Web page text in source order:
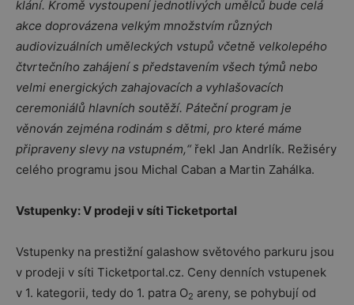
klání. Kromě vystoupení jednotlivých umělců bude celá
akce doprovázena velkým množstvím různých
audiovizuálních uměleckých vstupů včetně velkolepého
čtvrtečního zahájenís představením všech týmů nebo
velmi energických zahajovacích a vyhlašovacích
ceremoniálů hlavních soutěží. Páteční program je
věnován zejména rodinám s dětmi, pro které máme
připraveny slevy na vstupném,“ řekl Jan Andrlík. Režiséry
celého programu jsou Michal Caban a Martin Zahálka.
Vstupenky: V prodeji v síti Ticketportal
Vstupenky na prestižní galashow světového parkuru jsou
v prodeji v síti Ticketportal.cz. Ceny denních vstupenek
v 1. kategorii, tedy do 1. patra O2 areny, se pohybují od